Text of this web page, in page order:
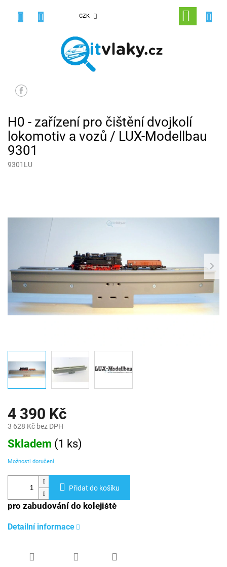
CZK
NÁKUPNÍ
KOŠÍK
H0 - zařízení pro čištění dvojkolí
lokomotiv a vozů / LUX-Modellbau
9301
9301LU
4 390 Kč
3 628 Kč bez DPH
Měrná
cena:
Skladem (1 ks)
Možnosti doručení
Přidat do košíku
pro zabudování do kolejiště
Detailní informace